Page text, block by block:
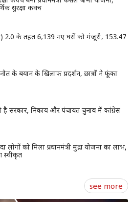
कवच बनी प्रधानमंत्री फसल बीमा योजना,
सुरक्षा कवच